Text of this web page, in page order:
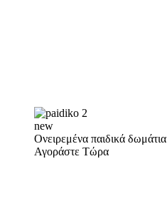
new
Ονειρεμένα παιδικά δωμάτια
Αγοράστε Τώρα